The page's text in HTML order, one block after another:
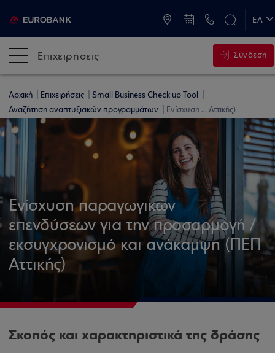
ΕΛ
Επιχειρήσεις Σύνδεση
Αρχική Επιχειρήσεις
Small Business Check up Tool
Αναζήτηση αναπτυξιακών προγραμμάτων
Ενίσχυση ... Αττικής)
Ενίσχυση παραγωγικών
επενδύσεων για την προσαρμογή /
εκσυγχρονισμό και ανάκαμψη (ΠΕΠ
Αττικής)
Σκοπός και χαρακτηριστικά της δράσης